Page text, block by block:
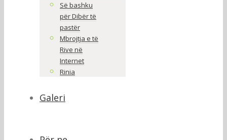
Së bashku
për Dibër të
pastër
Mbrojtja e të
Rive në
Internet
Rinia
Galeri